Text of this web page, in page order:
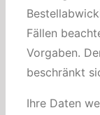
Fällen
Vorgaben.
beschränkt
Ihre Daten